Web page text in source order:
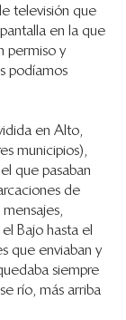
televisión que
en la que
permiso y
podíamos
en Alto,
municipios),
que pasaban
de
Bajo hasta el
que enviaban y
siempre
río, más arriba